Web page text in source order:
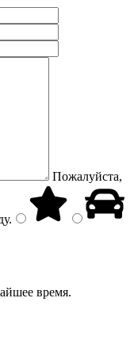
Пожалуйста,
.
время.